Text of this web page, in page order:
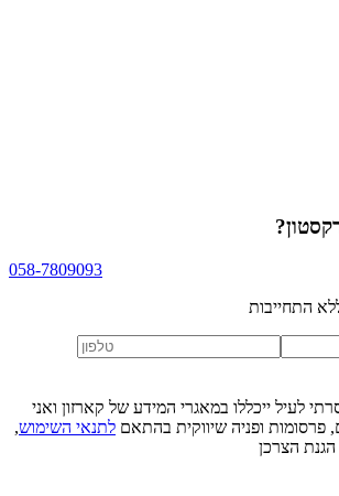
?
058-7809093
התחייבות
לעיל ייכללו במאגרי המידע של קארזון ואני
פרסומות ופניה שיווקית בהתאם לתנאי השימוש,
הגנת הצרכן